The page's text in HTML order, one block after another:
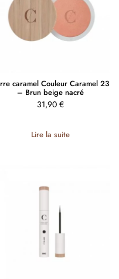
caramel Couleur Caramel 23
– Brun beige nacré
31,90 €
Lire la suite